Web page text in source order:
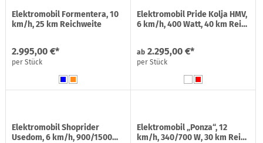
Elektromobil Formentera, 10
km/h, 25 km Reichweite
2.995,00 €*
per Stück
Elektromobil Pride Kolja HMV,
6 km/h, 400 Watt, 40 km Rei…
ab 2.295,00 €*
per Stück
Elektromobil Shoprider
Usedom, 6 km/h, 900/1500…
Elektromobil „Ponza“, 12
km/h, 340/700 W, 30 km Rei…